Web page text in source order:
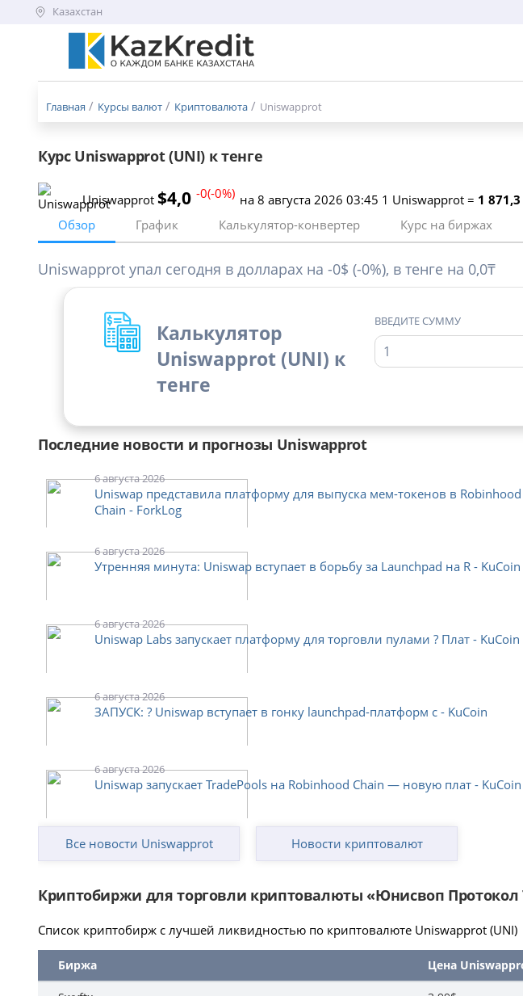
Казахстан
Меню
Главная Курсы валют Криптовалюта Uniswapprot
Курс Uniswapprot (UNI) к тенге
Uniswapprot $4,0 -0(-0%) на 8 августа 2026 03:45 1 Uniswapprot = 1
Обзор
График Калькулятор-конвертер Курс на биржах
Uniswapprot упал сегодня в долларах на -0$ (-0%), в тенге на 0,0₸
Калькулятор
Uniswapprot (UNI) к
тенге
ВВЕДИТЕ СУММУ
Последние новости и прогнозы Uniswapprot
6 августа 2026
Uniswap представила платформу для выпуска мем-токенов в Robinhood
Chain - ForkLog
6 августа 2026
Утренняя минута: Uniswap вступает в борьбу за Launchpad на R - KuCoin
6 августа 2026
Uniswap Labs запускает платформу для торговли пулами ? Плат - KuCoin
6 августа 2026
ЗАПУСК: ? Uniswap вступает в гонку launchpad-платформ с - KuCoin
6 августа 2026
Uniswap запускает TradePools на Robinhood Chain — новую плат - KuCoin
Все новости Uniswapprot Новости криптовалют
Криптобиржи для торговли криптовалюты «Юнисвоп Протокол
Список криптобирж с лучшей ликвидностью по криптовалюте Uniswapprot (UNI)
Биржа Цена